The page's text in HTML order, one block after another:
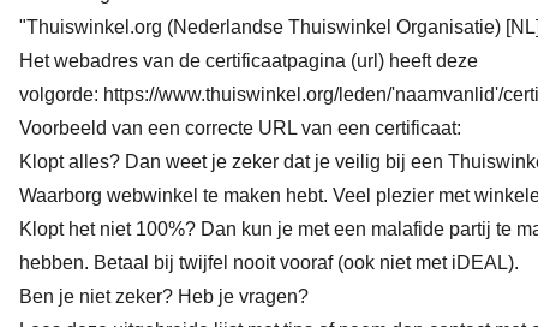
"Thuiswinkel.org (Nederlandse Thuiswinkel Organisatie)
Het webadres van de certificaatpagina (url) heeft deze
volgorde: https://www.thuiswinkel.org/leden/'naamvanlid'/
Voorbeeld van een correcte URL van een certificaat:
Klopt alles? Dan weet je zeker dat je veilig bij een
Waarborg webwinkel te maken hebt. Veel plezier met
Klopt het niet 100%? Dan kun je met een malafide partij te
hebben. Betaal bij twijfel nooit vooraf (ook niet met iDEAL).
Ben je niet zeker? Heb je vragen?